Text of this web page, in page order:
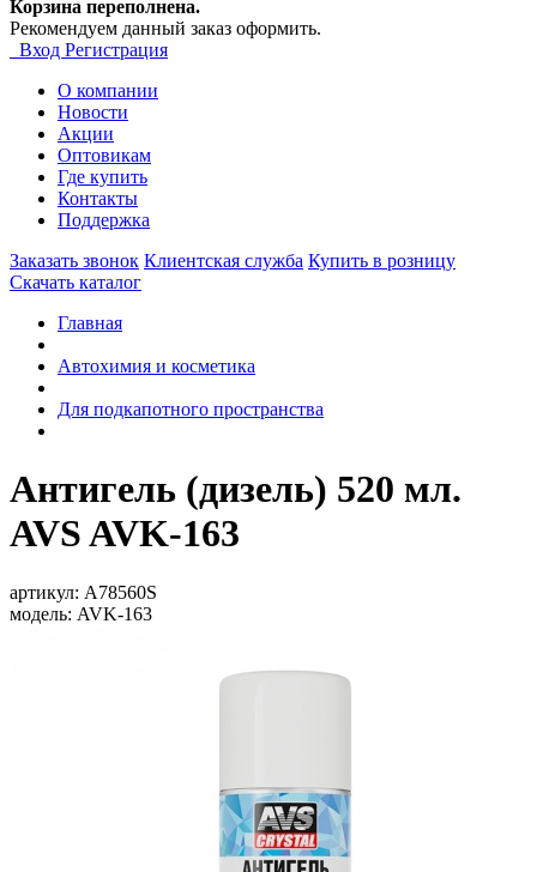
Корзина переполнена.
Рекомендуем данный заказ оформить.
Вход Регистрация
О компании
Новости
Акции
Оптовикам
Где купить
Контакты
Поддержка
Заказать звонок Клиентская служба Купить в розницу
Скачать каталог
Главная
Автохимия и косметика
Для подкапотного пространства
Антигель (дизель) 520 мл.
AVS AVK-163
артикул: A78560S
модель: AVK-163